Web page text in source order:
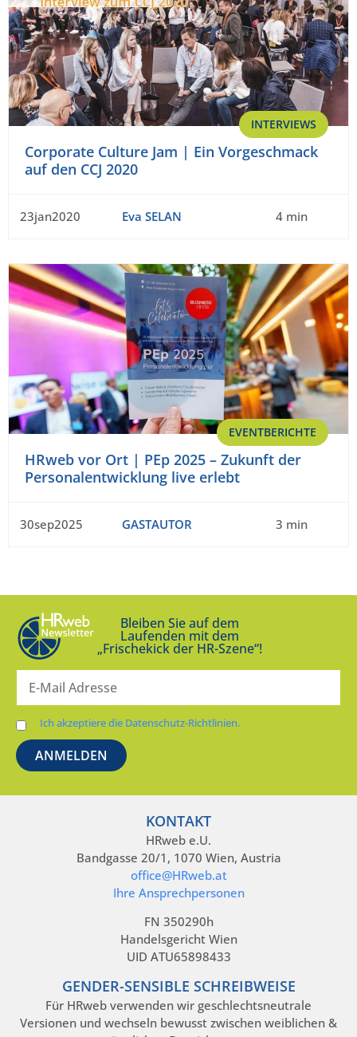
INTERVIEWS
Corporate Culture Jam | Ein Vorgeschmack
auf den CCJ 2020
23jan2020 Eva SELAN 4 min
EVENTBERICHTE
HRweb vor Ort | PEp 2025 – Zukunft der
Personalentwicklung live erlebt
30sep2025 GASTAUTOR 3 min
Bleiben Sie auf dem
Laufenden mit dem
„Frischekick der HR-Szene“!
Ich akzeptiere die Datenschutz-Richtlinien.
KONTAKT
HRweb e.U.
Bandgasse 20/1, 1070 Wien, Austria
office@HRweb.at
Ihre Ansprechpersonen
FN 350290h
Handelsgericht Wien
UID ATU65898433
GENDER-SENSIBLE SCHREIBWEISE
Für HRweb verwenden wir geschlechtsneutrale
Versionen und wechseln bewusst zwischen weiblichen &